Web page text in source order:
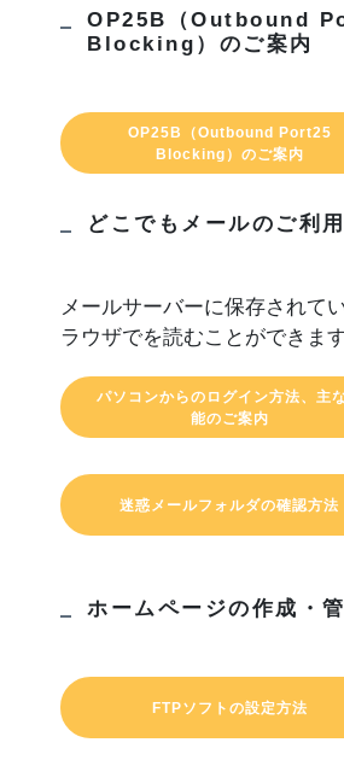
OP25B（Outbound
Blocking）のご案内
OP25B（Outbound Port25
Blocking）のご案内
どこでもメールのご利
メールサーバーに保存されて
ラウザでを読むことができます
パソコンからのログイン方法、主
能のご案内
迷惑メールフォルダの確認方法
ホームページの作成・
FTPソフトの設定方法